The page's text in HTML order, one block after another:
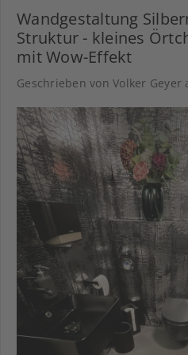
Wandgestaltung
Struktur - kleines
mit Wow-Effekt
Geschrieben von Volker Geyer